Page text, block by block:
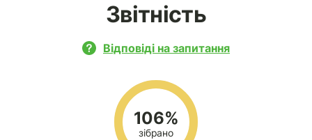
Звітність
Відповіді на запитання
106%
зібрано